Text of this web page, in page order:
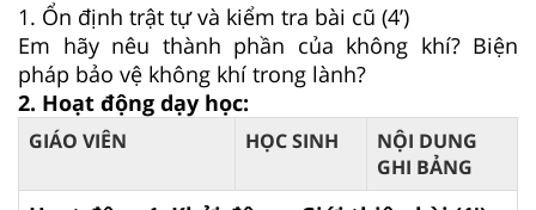
1. Ổn định trật tự và kiểm tra bài cũ (4’)
Em hãy nêu thành phần của không khí? Biện
pháp bảo vệ không khí trong lành?
2. Hoạt động dạy học:
GIÁO VIÊN HỌC SINH
NỘI DUNG
GHI BẢNG